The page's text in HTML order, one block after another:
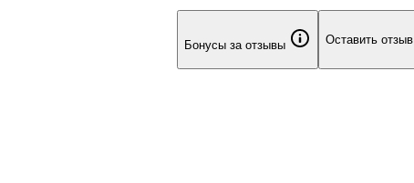
Бонусы за отзывы Оставить отзыв